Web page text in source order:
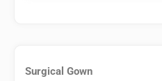
Surgical Gown